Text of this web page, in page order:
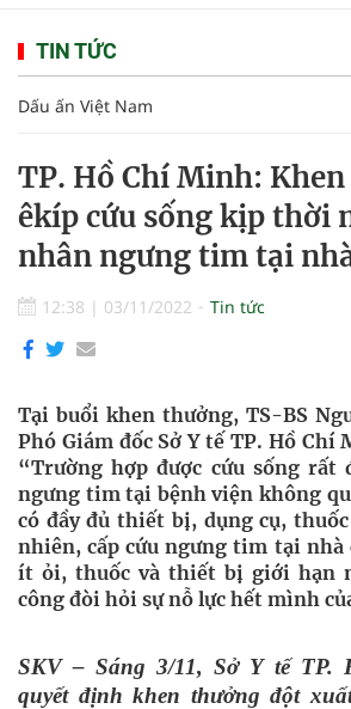
TIN TỨC
Dấu ấn Việt Nam
TP. Hồ Chí Minh:
êkíp cứu sống kịp thời
nhân ngưng tim tại
12:38 | 03/11/2022 Tin tức
Tại buổi khen thưởng, TS-BS
Phó Giám đốc Sở Y tế TP. Hồ Chí
“Trường hợp được cứu sống rất
ngưng tim tại bệnh viện không
có đầy đủ thiết bị, dụng cụ,
nhiên, cấp cứu ngưng tim tại
ít ỏi, thuốc và thiết bị giới hạn
công đòi hỏi sự nỗ lực hết mình
SKV – Sáng 3/11, Sở Y tế TP.
quyết định khen thưởng đột